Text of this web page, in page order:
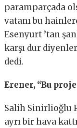
paramparçada
vatanı bu
Esenyurt ’tan
karşı dur
dedi.
Erener, “Bu
Salih Sinirlioğlu
ayrı bir hava